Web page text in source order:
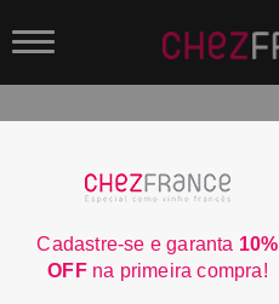
ORDENAR POR:
Cadastre-se e garanta 10%
OFFna primeira compra!